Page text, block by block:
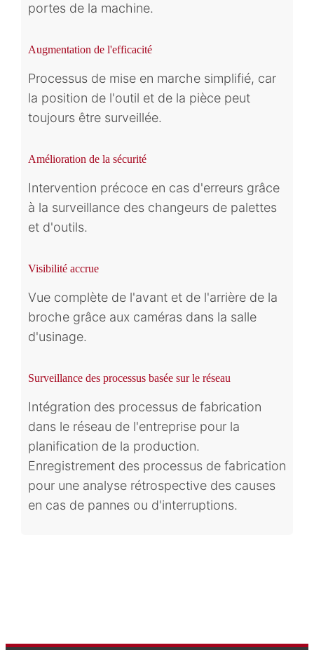
portes de la machine.
Augmentation de l'efficacité
Processus de mise en marche simplifié, car
la position de l'outil et de la pièce peut
toujours être surveillée.
Amélioration de la sécurité
Intervention précoce en cas d'erreurs grâce
à la surveillance des changeurs de palettes
et d'outils.
Visibilité accrue
Vue complète de l'avant et de l'arrière de la
broche grâce aux caméras dans la salle
d'usinage.
Surveillance des processus basée sur le réseau
Intégration des processus de fabrication
dans le réseau de l'entreprise pour la
planification de la production.
Enregistrement des processus de fabrication
pour une analyse rétrospective des causes
en cas de pannes ou d'interruptions.